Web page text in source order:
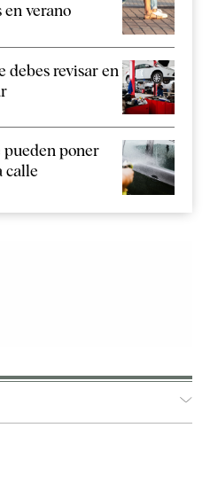
en verano
debes revisar en
pueden poner
calle